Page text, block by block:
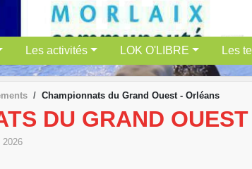
Les activités LOK O'LIBRE Les
Championnats du Grand Ouest - Orléans
DU GRAND
2026